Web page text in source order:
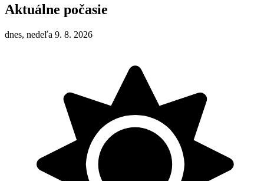
Aktuálne počasie
dnes, nedeľa 9. 8. 2026